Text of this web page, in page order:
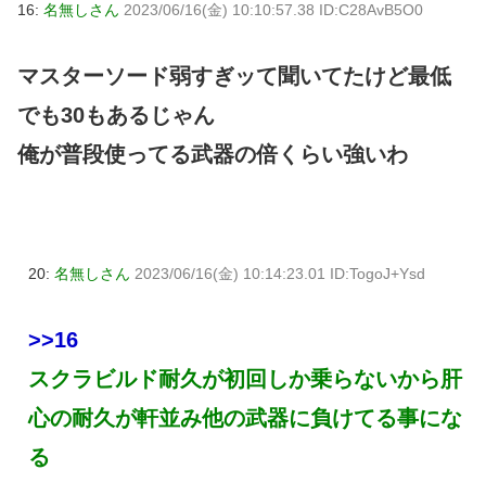
16: 名無しさん 2023/06/16(金) 10:10:57.38 ID:C28AvB5O0
マスターソード弱すぎッて聞いてたけど最低
でも30もあるじゃん
俺が普段使ってる武器の倍くらい強いわ
20: 名無しさん 2023/06/16(金) 10:14:23.01 ID:TogoJ+Ysd
>>16
スクラビルド耐久が初回しか乗らないから肝
心の耐久が軒並み他の武器に負けてる事にな
る